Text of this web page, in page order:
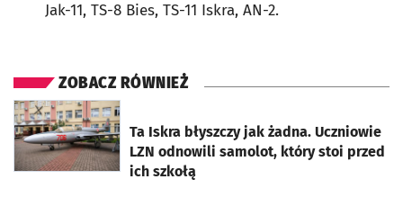
Jak-11, TS-8 Bies, TS-11 Iskra, AN-2.
ZOBACZ RÓWNIEŻ
Ta Iskra błyszczy jak żadna. Uczniowie
LZN odnowili samolot, który stoi przed
ich szkołą
otworzy się w nowej karcie